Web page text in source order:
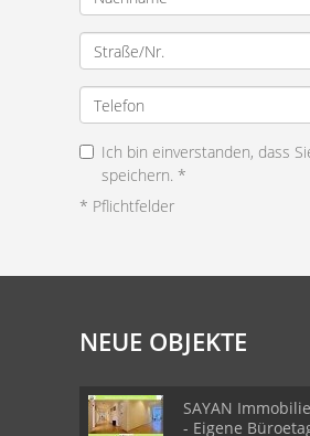
Ich bin einverstanden, dass
speichern. *
* Pflichtfelder
NEUE OBJEKTE
SAYAN
- Eigene